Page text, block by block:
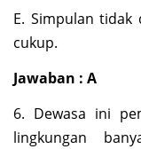
E. Simpulan
cukup.
Jawaban : A
6. Dewasa ini
lingkungan